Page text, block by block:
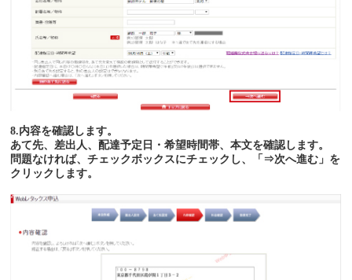
8.内容を確認します。
あて先、差出人、配達予定日・希望時間帯、本文を確認します。
問題なければ、チェックボックスにチェックし、「⇒次へ進む」を
クリックします。